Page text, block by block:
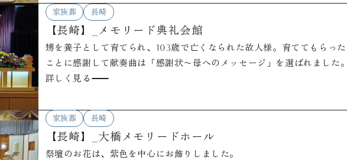
家族葬 長崎
【長崎】_メモリード典礼会館
甥を養子として育てられ、103歳で亡くなられた故人様。育ててもらっ
ことに感謝して献奏曲は「感謝状〜母へのメッセージ」を選ばれました。
詳しく見る
家族葬 長崎
【長崎】_大橋メモリードホール
祭壇のお花は、紫色を中心にお飾りしました。